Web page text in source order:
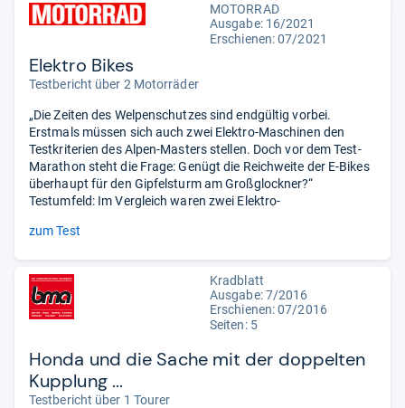
MOTORRAD
Ausgabe: 16/2021
Erschienen: 07/2021
Elektro Bikes
Testbericht über 2 Motorräder
„Die Zeiten des Welpenschutzes sind endgültig vorbei.
Erstmals müssen sich auch zwei Elektro-Maschinen den
Testkriterien des Alpen-Masters stellen. Doch vor dem Test-
Marathon steht die Frage: Genügt die Reichweite der E-Bikes
überhaupt für den Gipfelsturm am Großglockner?“
Testumfeld: Im Vergleich waren zwei Elektro-
zum Test
Kradblatt
Ausgabe: 7/2016
Erschienen: 07/2016
Seiten: 5
Honda und die Sache mit der doppelten
Kupplung ...
Testbericht über 1 Tourer